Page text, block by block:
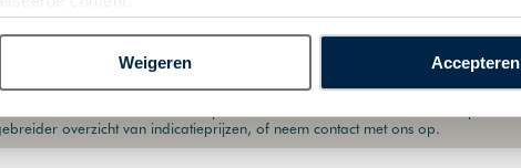
Weigeren Accepteren
activiteiten
accommodaties
overzicht van indicatieprijzen, of neem contact met ons op.